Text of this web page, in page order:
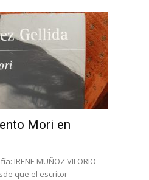
Mori en
IRENE MUÑOZ VILORIO
que el escritor